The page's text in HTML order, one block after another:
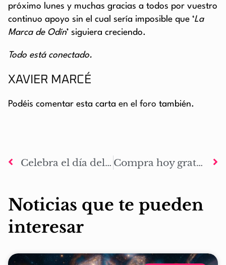
próximo lunes y muchas gracias a todos por vuestro
continuo apoyo sin el cual sería imposible que ‘La
Marca de Odín’ siguiera creciendo.
Todo está conectado.
XAVIER MARCÉ
Podéis comentar esta carta en el foro también.
Celebra el día del libro con un descuento del 10% en La Marca de Odín Compra hoy gratis la ed. digital de ‘La Marca de Odín: El despertar’ por el cumpleaños del autor
Noticias que te pueden
interesar